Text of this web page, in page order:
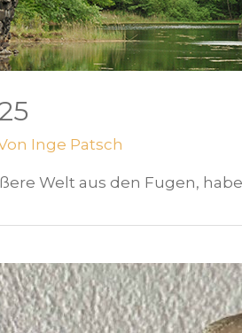
Inge Patsch
Welt aus den Fugen,